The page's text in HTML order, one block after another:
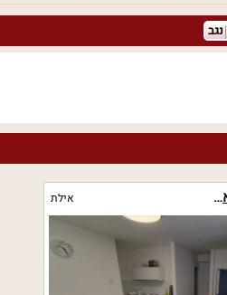
נגב
דירת נופש בערמון אחד אילת